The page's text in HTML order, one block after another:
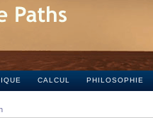
CALCUL PHILOSOPHIE